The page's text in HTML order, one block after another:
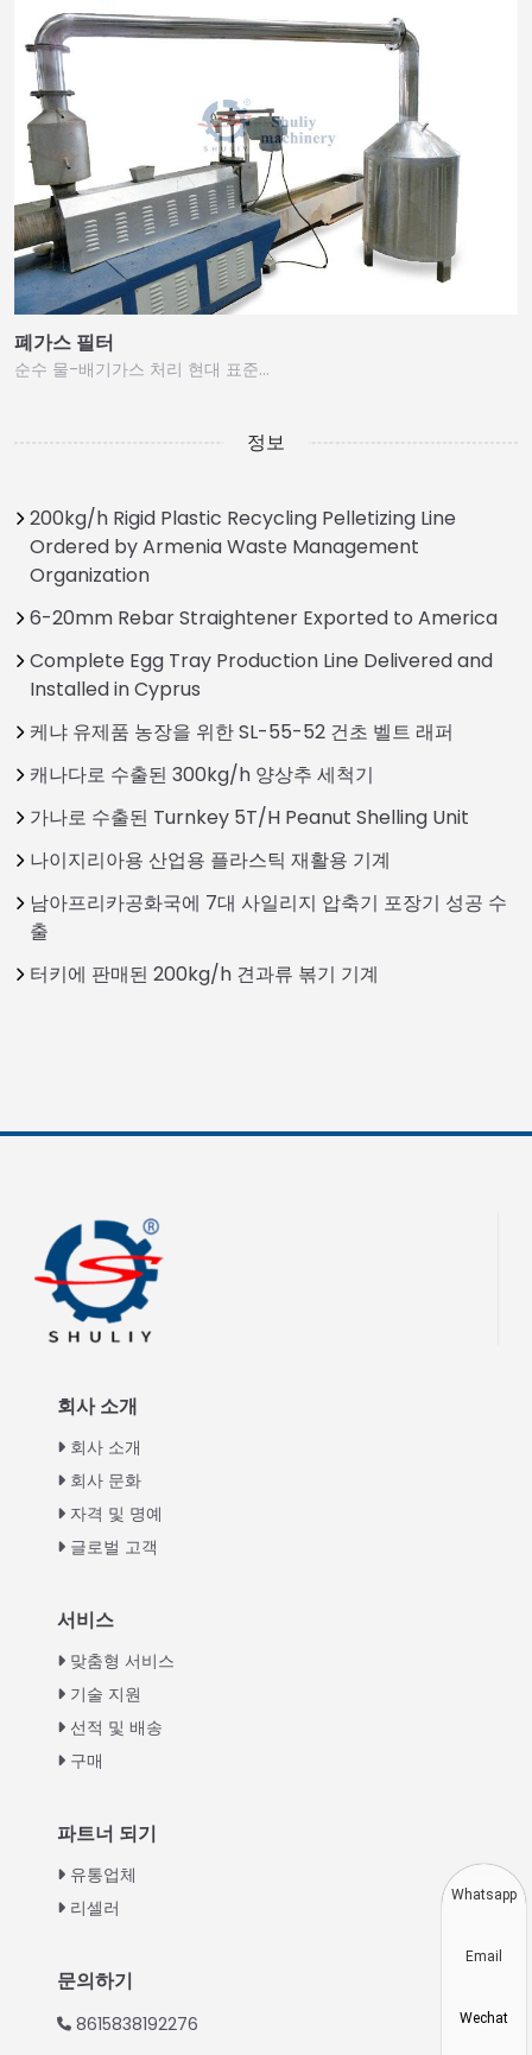
폐가스 필터
순수 물-배기가스 처리 현대 표준…
정보
200kg/h Rigid Plastic Recycling Pelletizing Line
Ordered by Armenia Waste Management
Organization
6-20mm Rebar Straightener Exported to America
Complete Egg Tray Production Line Delivered and
Installed in Cyprus
케냐 유제품 농장을 위한 SL-55-52 건초 벨트 래퍼
캐나다로 수출된 300kg/h 양상추 세척기
가나로 수출된 Turnkey 5T/H Peanut Shelling Unit
나이지리아용 산업용 플라스틱 재활용 기계
남아프리카공화국에 7대 사일리지 압축기 포장기 성공 수
출
터키에 판매된 200kg/h 견과류 볶기 기계
회사 소개
회사 소개
회사 문화
자격 및 명예
글로벌 고객
서비스
맞춤형 서비스
기술 지원
선적 및 배송
구매
파트너 되기
유통업체
리셀러
문의하기
8615838192276
Vietnamese
Thai
Turkish
Swahili
Urdu
Greek
Italian
Whatsapp
Email
Wechat